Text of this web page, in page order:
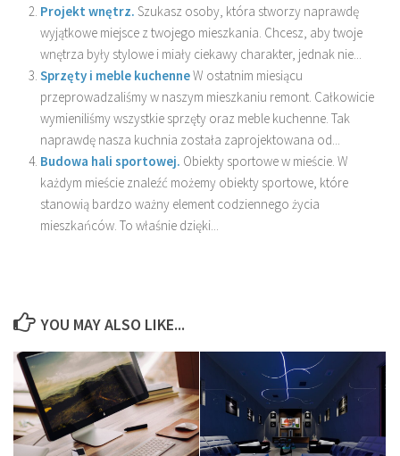
Projekt wnętrz. Szukasz osoby, która stworzy naprawdę
wyjątkowe miejsce z twojego mieszkania. Chcesz, aby twoje
wnętrza były stylowe i miały ciekawy charakter, jednak nie...
Sprzęty i meble kuchenneW ostatnim miesiącu
przeprowadzaliśmy w naszym mieszkaniu remont. Całkowicie
wymieniliśmy wszystkie sprzęty oraz meble kuchenne. Tak
naprawdę nasza kuchnia została zaprojektowana od...
Budowa hali sportowej. Obiekty sportowe w mieście. W
każdym mieście znaleźć możemy obiekty sportowe, które
stanowią bardzo ważny element codziennego życia
mieszkańców. To właśnie dzięki...
YOU MAY ALSO LIKE...